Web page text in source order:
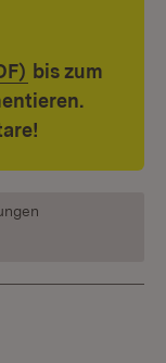
(Öffnet in
bis zum